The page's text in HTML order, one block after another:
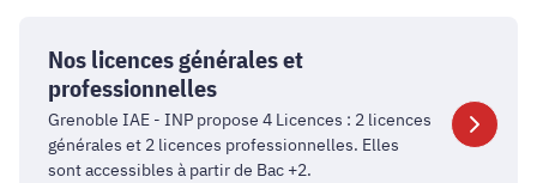
licences
générales
professionnelles
Nos licences générales et
professionnelles
Grenoble IAE - INP propose 4 Licences : 2 licences
générales et 2 licences professionnelles. Elles
sont accessibles à partir de Bac +2.